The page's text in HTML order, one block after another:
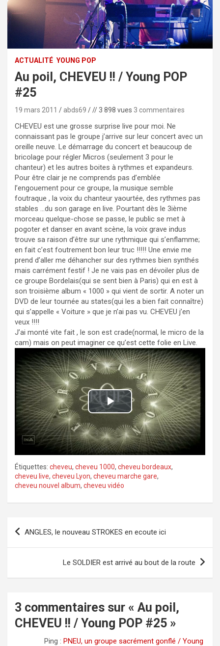
ACTUALITÉ YOUNG POP
Au poil, CHEVEU !! / Young POP
#25
19 mars 2011 abds69 // 3 898 vues 3 commentaires
CHEVEU est une grosse surprise live pour moi. Ne
connaissant pas le groupe j’arrive sur leur concert avec un
oreille neuve. Le démarrage du concert et beaucoup de
bricolage pour régler Micros (seulement 3 pour le
chanteur) et les autres boites à rythmes et expandeurs.
Pour être clair je ne comprends pas d’emblée
l’engouement pour ce groupe, la musique semble
foutraque , la voix du chanteur yaourtée, des rythmes pas
stables …du son garage en live. Pourtant dès le 3ième
morceau quelque-chose se passe, le public se met à
pogoter et danser en avant scène, la voix grave indus
trouve sa raison d’être sur une rythmique qui s’enflamme;
en fait c’est foutrement bon leur truc !!!!! Une envie me
prend d’aller me déhancher sur des rythmes bien synthés
mais carrément festif ! Je ne vais pas en dévoiler plus de
ce groupe Bordelais(qui se sent bien à Paris) qui en est à
son troisième album « 1000 » qui vient de sortir. A noter un
DVD de leur tournée au states(qui les a bien fait connaître)
qui s’appelle « Voiture » que je n’ai pas vu. CHEVEU j’en
veux !!!!
J’ai monté vite fait , le son est crade(normal, le micro de la
cam) mais on peut imaginer ce qu’est cette folie en Live.
P
l
a
y
V
d
e
Étiquettes: cheveu, cheveu 1000, cheveu bordeaux,
cheveu live, cheveu Lyon, cheveu marche gare,
cheveu nouvel album, cheveu vidéo
Navigation
ANGLES, le nouveau STROKES en ecoute ici
Le SOLDIER est arrivé au bout de la route
3 commentaires sur « Au poil,
CHEVEU !! / Young POP #25 »
Ping : PNEU, un groupe sacrément gonflé / Young